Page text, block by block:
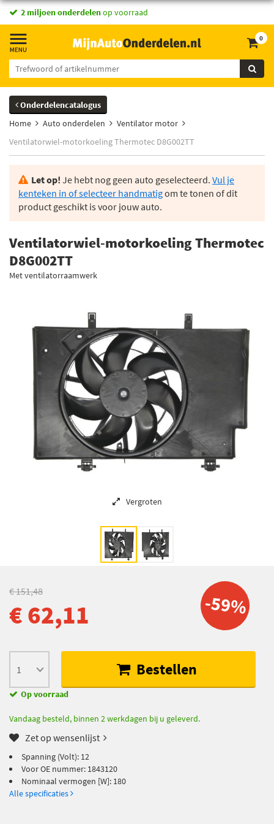
2 miljoen onderdelenop voorraad
0
Onderdelencatalogus
Home
Auto onderdelen
Ventilator motor
Ventilatorwiel-motorkoeling Thermotec D8G002TT
Let op! Je hebt nog geen auto geselecteerd. Vul je
kenteken in of selecteer handmatigom te tonen of dit
product geschikt is voor jouw auto.
Ventilatorwiel-motorkoeling Thermotec
D8G002TT
Met ventilatorraamwerk
Vergroten
-59%
€ 151,48
€ 62,11
Bestellen
Op voorraad
Vandaag besteld, binnen 2 werkdagen bij u geleverd.
Zet op wensenlijst
Spanning (Volt): 12
Voor OE nummer: 1843120
Nominaal vermogen [W]: 180
Alle specificaties